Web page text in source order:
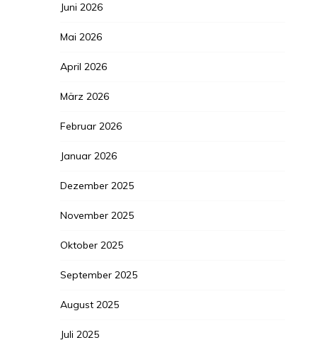
Juni 2026
Mai 2026
April 2026
März 2026
Februar 2026
Januar 2026
Dezember 2025
November 2025
Oktober 2025
September 2025
August 2025
Juli 2025